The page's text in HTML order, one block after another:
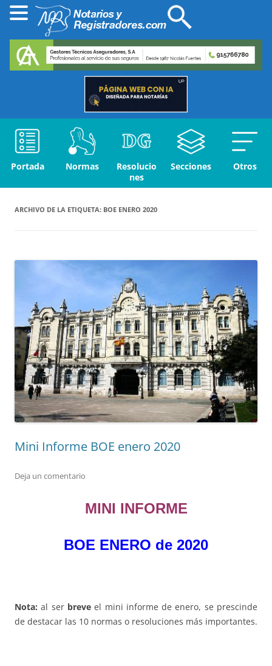
Portada Normas
Resolucio
nes
Secciones Otros
ARCHIVO DE LA ETIQUETA: BOE ENERO 2020
Mini Informe BOE enero 2020
Deja un comentario
MINI INFORME
BOE ENERO de 2020
Nota: al ser breveel mini informe de enero, se prescinde
de destacar las 10 normas o resoluciones más importantes.